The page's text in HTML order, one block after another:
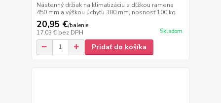
Nástenný držiak na klimatizáciu s dľžkou ramena
450 mm a výškou úchytu 380 mm, nosnosť 100 kg
20,95 €/balenie
17,03 € bez DPH Skladom
Pridať do košíka